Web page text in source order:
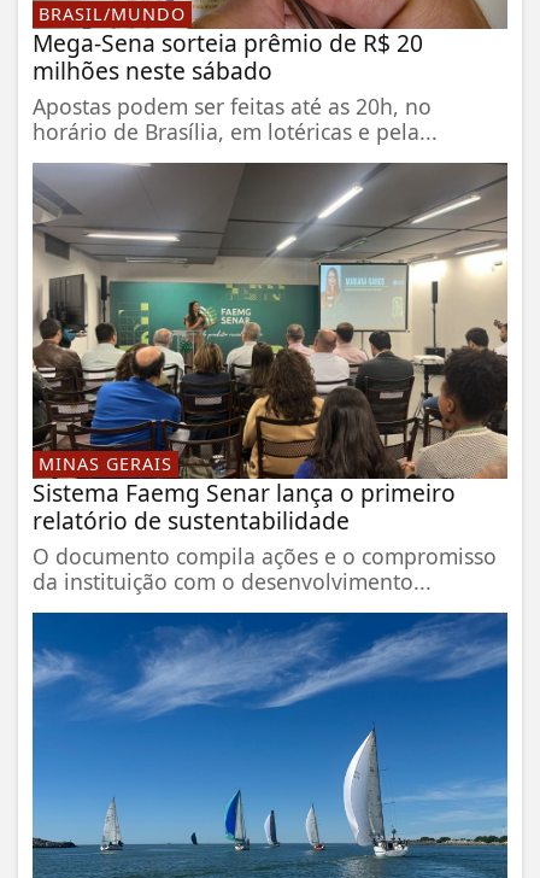
BRASIL/MUNDO
Mega-Sena sorteia prêmio de R$ 20
milhões neste sábado
Apostas podem ser feitas até as 20h, no
horário de Brasília, em lotéricas e pela...
MINAS GERAIS
Sistema Faemg Senar lança o primeiro
relatório de sustentabilidade
O documento compila ações e o compromisso
da instituição com o desenvolvimento...